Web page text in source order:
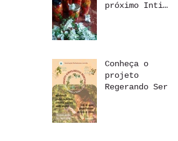
próximo Inti
Conheça o
projeto
Regerando Ser